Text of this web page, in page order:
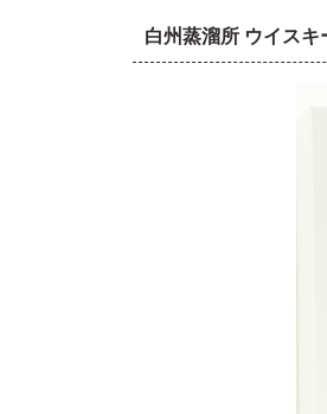
白州蒸溜所 ウイス